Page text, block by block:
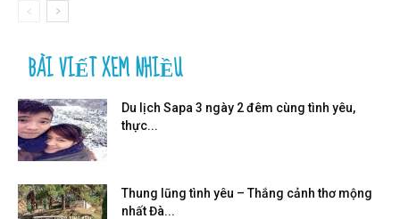
BÀI VIẾT XEM NHIỀU
Du lịch Sapa 3 ngày 2 đêm cùng tình yêu,
thực...
Thung lũng tình yêu – Thắng cảnh thơ mộng
nhất Đà...